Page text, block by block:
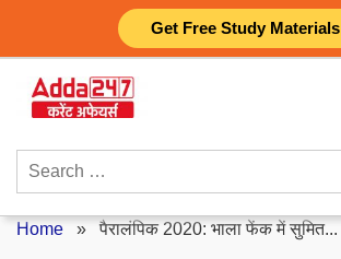
Get Free Study Materials
content
Search
Home »पैरालंपिक 2020: भाला फेंक में सुमित...